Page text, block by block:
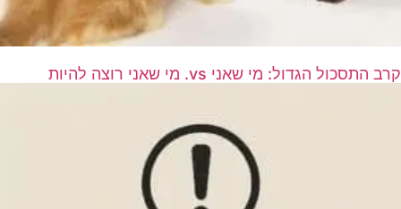
קרב התסכול הגדול: מי שאני vs. מי שאני רוצה להיות